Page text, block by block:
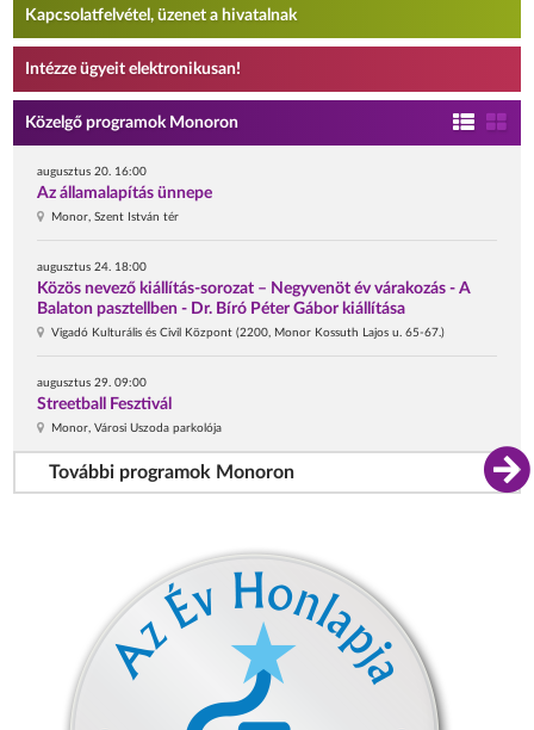
Kapcsolatfelvétel, üzenet a hivatalnak
Intézze ügyeit elektronikusan!
Közelgő programok Monoron
augusztus 20. 16:00
Az államalapítás ünnepe
Monor, Szent István tér
augusztus 24. 18:00
Közös nevező kiállítás-sorozat – Negyvenöt év várakozás - A
Balaton pasztellben - Dr. Bíró Péter Gábor kiállítása
Vigadó Kulturális és Civil Központ (2200, Monor Kossuth Lajos u. 65-67.)
augusztus 29. 09:00
Streetball Fesztivál
Monor, Városi Uszoda parkolója
További programok Monoron